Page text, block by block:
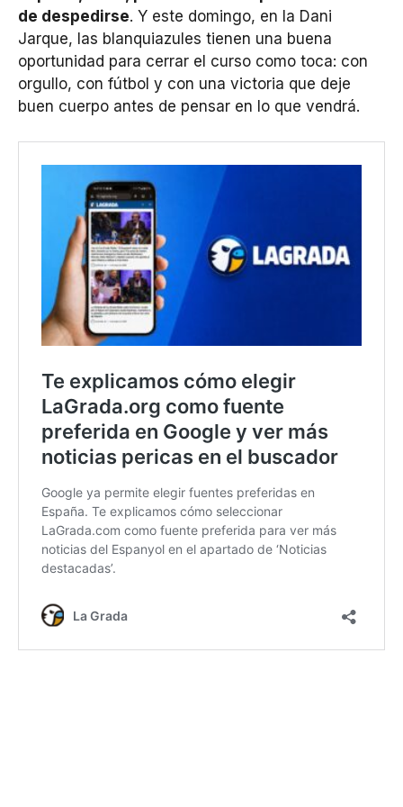
de despedirse. Y este domingo, en la Dani
Jarque, las blanquiazules tienen una buena
oportunidad para cerrar el curso como toca: con
orgullo, con fútbol y con una victoria que deje
buen cuerpo antes de pensar en lo que vendrá.